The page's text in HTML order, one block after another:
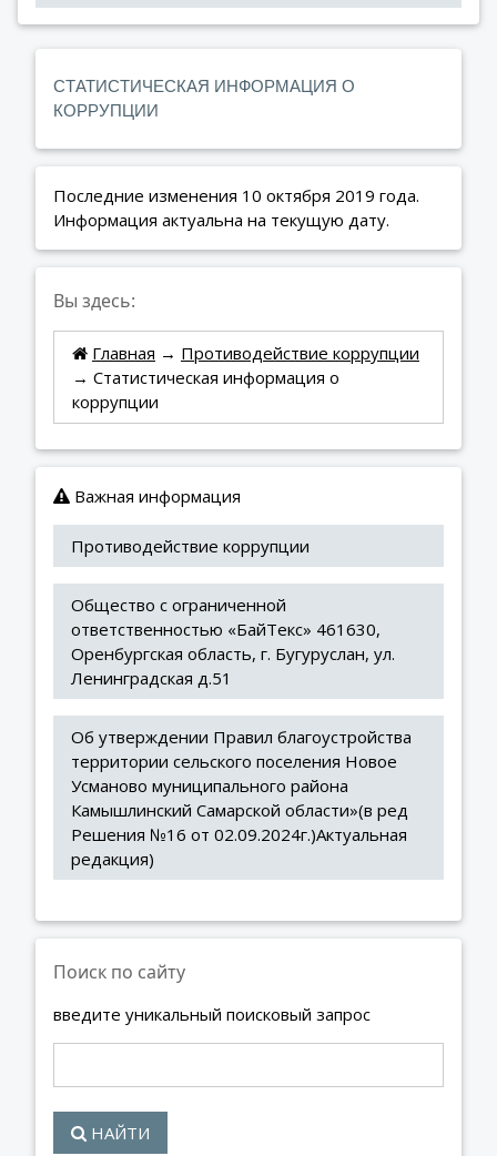
СТАТИСТИЧЕСКАЯ ИНФОРМАЦИЯ О
КОРРУПЦИИ
Последние изменения 10 октября 2019 года.
Информация актуальна на текущую дату.
Вы здесь:
Главная → Противодействие коррупции
→ Статистическая информация о
коррупции
Важная информация
Противодействие коррупции
Общество с ограниченной
ответственностью «БайТекс» 461630,
Оренбургская область, г. Бугуруслан, ул.
Ленинградская д.51
Об утверждении Правил благоустройства
территории сельского поселения Новое
Усманово муниципального района
Камышлинский Самарской области»(в ред
Решения №16 от 02.09.2024г.)Актуальная
редакция)
Поиск по сайту
введите уникальный поисковый запрос
НАЙТИ